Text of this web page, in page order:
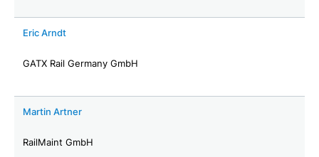
Eric Arndt
GATX Rail Germany GmbH
Martin Artner
RailMaint GmbH